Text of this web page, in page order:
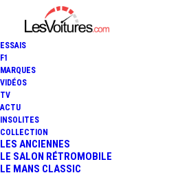
ESSAIS
F1
MARQUES
VIDÉOS
TV
ACTU
INSOLITES
COLLECTION
LES ANCIENNES
LE SALON RÉTROMOBILE
LE MANS CLASSIC